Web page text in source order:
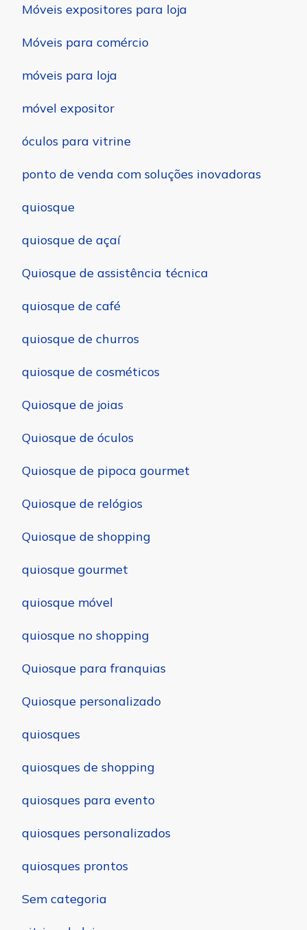
Móveis expositores para loja
Móveis para comércio
móveis para loja
móvel expositor
óculos para vitrine
ponto de venda com soluções inovadoras
quiosque
quiosque de açaí
Quiosque de assistência técnica
quiosque de café
quiosque de churros
quiosque de cosméticos
Quiosque de joias
Quiosque de óculos
Quiosque de pipoca gourmet
Quiosque de relógios
Quiosque de shopping
quiosque gourmet
quiosque móvel
quiosque no shopping
Quiosque para franquias
Quiosque personalizado
quiosques
quiosques de shopping
quiosques para evento
quiosques personalizados
quiosques prontos
Sem categoria